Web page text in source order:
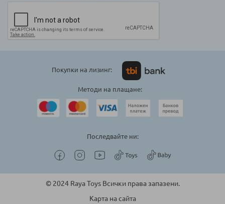
Покупки на лизинг:
Методи на плащане:
Последвайте ни:
© 2024 Raya Toys Всички права запазени.
Карта на сайта